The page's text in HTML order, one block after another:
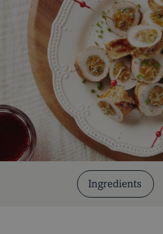
Our Recipes
Ingredients